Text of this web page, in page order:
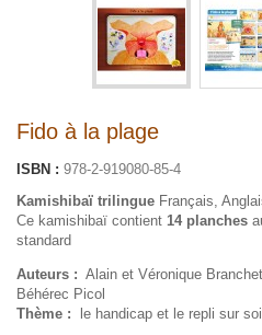
Fido à la plage
ISBN : 978-2-919080-85-4
Kamishibaï trilingue Français,
Ce kamishibaï contient 14 planches
standard
Auteurs : Alain et Véronique
Béhérec Picol
Thème : le handicap et le repli sur